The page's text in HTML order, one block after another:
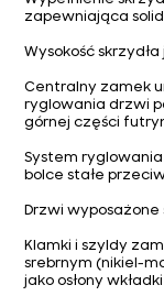
zapewniająca
Wysokość skrzydła
Centralny zamek
ryglowania drzwi
górnej części
System
bolce stałe
Drzwi
Klamki i szyldy
srebrnym (nikiel-
jako osłony